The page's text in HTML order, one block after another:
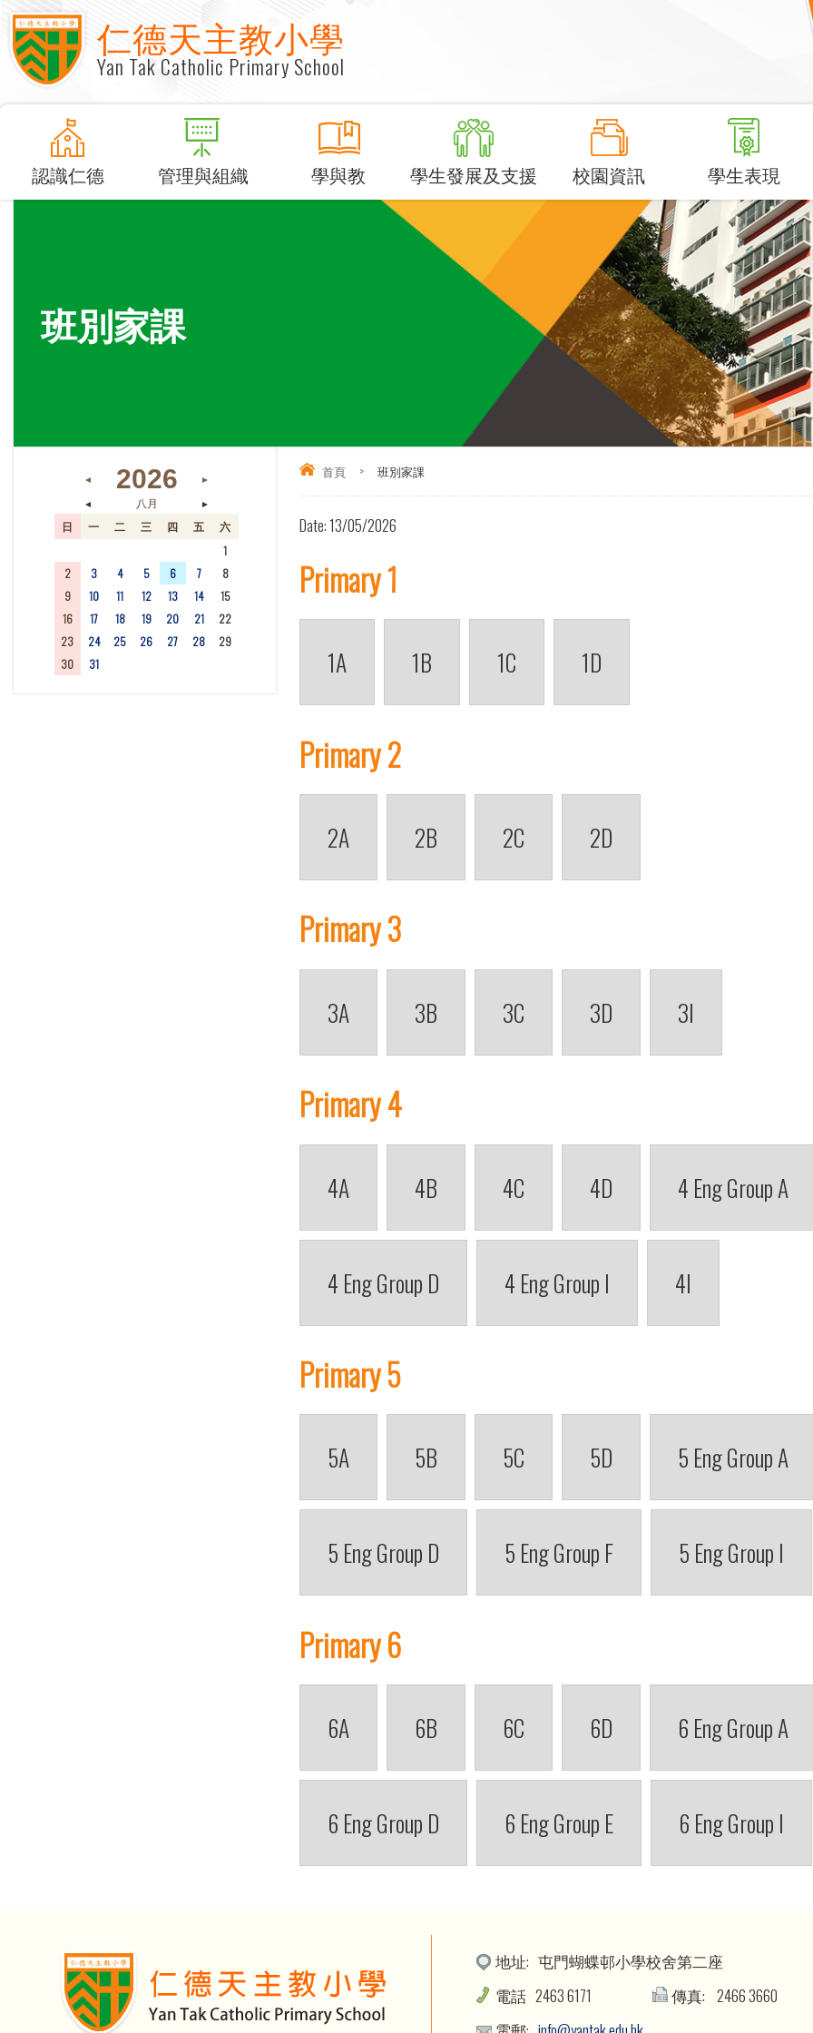
仁德天主教小學
Yan Tak Catholic Primary School
認識仁德 管理與組織 學與教 學生發展及支援 校園資訊 學生表現
班別家課
首頁 > 班別家課
Date:13/05/2026
Primary 1
1A 1B 1C 1D
Primary 2
2A 2B 2C 2D
Primary 3
3A 3B 3C 3D 3I
Primary 4
4A 4B 4C 4D 4 Eng Group A
4 Eng Group D 4 Eng Group I 4I
Primary 5
5A 5B 5C 5D 5 Eng Group A
5 Eng Group D 5 Eng Group F 5 Eng Group I
Primary 6
6A 6B 6C 6D 6 Eng Group A
6 Eng Group D 6 Eng Group E 6 Eng Group I
◄ 2026
►
◄
八月 ►
日 一 二 三 四 五
六
1
2
3 4 5 6 7
8
9
10 11 12 13 14
15
16
17 18 19 20 21
22
23
24 25 26 27 28
29
30
31
地址: 屯門蝴蝶邨小學校舍第二座
電話 2463 6171 傳真: 2466 3660